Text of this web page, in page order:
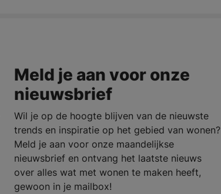
Meld je aan voor onze
nieuwsbrief
Wil je op de hoogte blijven van de nieuwste
trends en inspiratie op het gebied van wonen?
Meld je aan voor onze maandelijkse
nieuwsbrief en ontvang het laatste nieuws
over alles wat met wonen te maken heeft,
gewoon in je mailbox!